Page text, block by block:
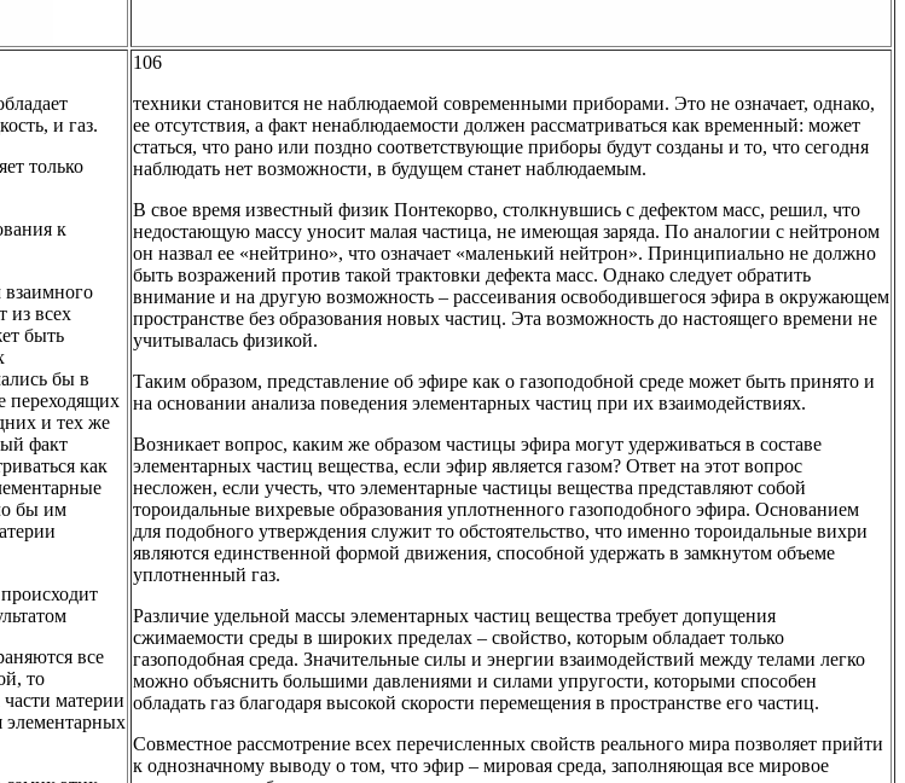
и газ.
только
к
взаимного
из всех
быть
бы в
переходящих
и тех же
факт
как
бы им
все
то
материи
элементарных
106
техники становится не наблюдаемой современными приборами. Это не означает, однако,
ее отсутствия, а факт ненаблюдаемости должен рассматриваться как временный: может
статься, что рано или поздно соответствующие приборы будут созданы и то, что сегодня
наблюдать нет возможности, в будущем станет наблюдаемым.
В свое время известный физик Понтекорво, столкнувшись с дефектом масс, решил, что
недостающую массу уносит малая частица, не имеющая заряда. По аналогии с нейтроном
он назвал ее «нейтрино», что означает «маленький нейтрон». Принципиально не должно
быть возражений против такой трактовки дефекта масс. Однако следует обратить
внимание и на другую возможность – рассеивания освободившегося эфира в окружающем
пространстве без образования новых частиц. Эта возможность до настоящего времени не
учитывалась физикой.
Таким образом, представление об эфире как о газоподобной среде может быть принято и
на основании анализа поведения элементарных частиц при их взаимодействиях.
Возникает вопрос, каким же образом частицы эфира могут удерживаться в составе
элементарных частиц вещества, если эфир является газом? Ответ на этот вопрос
несложен, если учесть, что элементарные частицы вещества представляют собой
тороидальные вихревые образования уплотненного газоподобного эфира. Основанием
для подобного утверждения служит то обстоятельство, что именно тороидальные вихри
являются единственной формой движения, способной удержать в замкнутом объеме
уплотненный газ.
Различие удельной массы элементарных частиц вещества требует допущения
сжимаемости среды в широких пределах – свойство, которым обладает только
газоподобная среда. Значительные силы и энергии взаимодействий между телами легко
можно объяснить большими давлениями и силами упругости, которыми способен
обладать газ благодаря высокой скорости перемещения в пространстве его частиц.
Совместное рассмотрение всех перечисленных свойств реального мира позволяет прийти
к однозначному выводу о том, что эфир – мировая среда, заполняющая все мировое